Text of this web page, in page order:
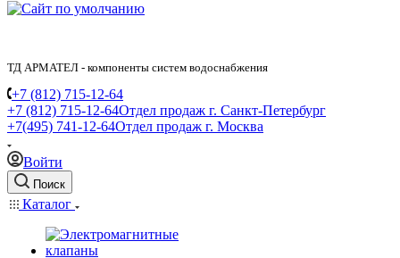
ТД АРМАТЕЛ - компоненты систем водоснабжения
+7 (812) 715-12-64
+7 (812) 715-12-64Отдел продаж г. Санкт-Петербург
+7(495) 741-12-64Отдел продаж г. Москва
Войти
Поиск
Каталог